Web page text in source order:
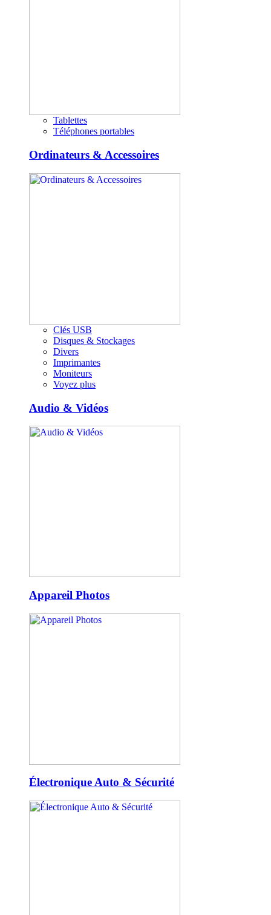
Tablettes
Téléphones portables
Ordinateurs & Accessoires
Clés USB
Disques & Stockages
Divers
Imprimantes
Moniteurs
Voyez plus
Audio & Vidéos
Appareil Photos
Électronique Auto & Sécurité